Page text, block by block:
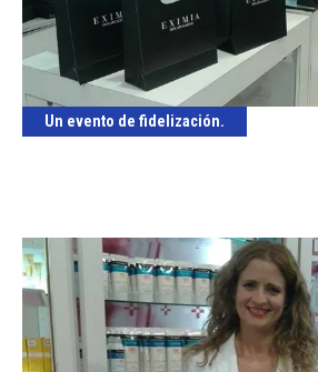
Un evento de fidelización.